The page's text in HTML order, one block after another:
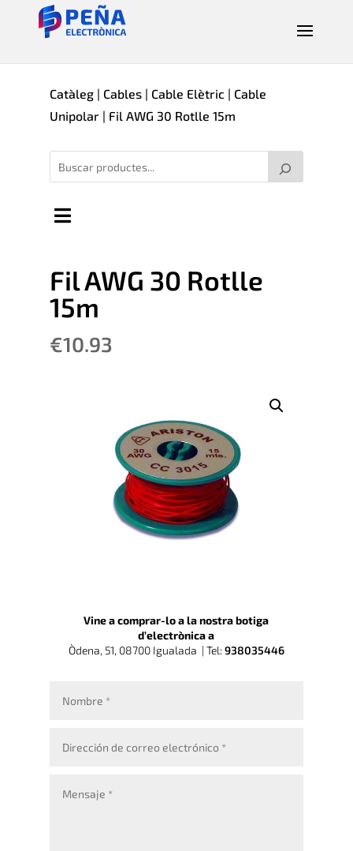
Catàleg| Cables| Cable Elètric | Cable
Unipolar| Fil AWG 30 Rotlle 15m
Fil AWG 30 Rotlle
15m
€10.93
Vine a comprar-lo a la nostra botiga
d’electrònica a
Òdena, 51, 08700 Igualada | Tel: 938035446